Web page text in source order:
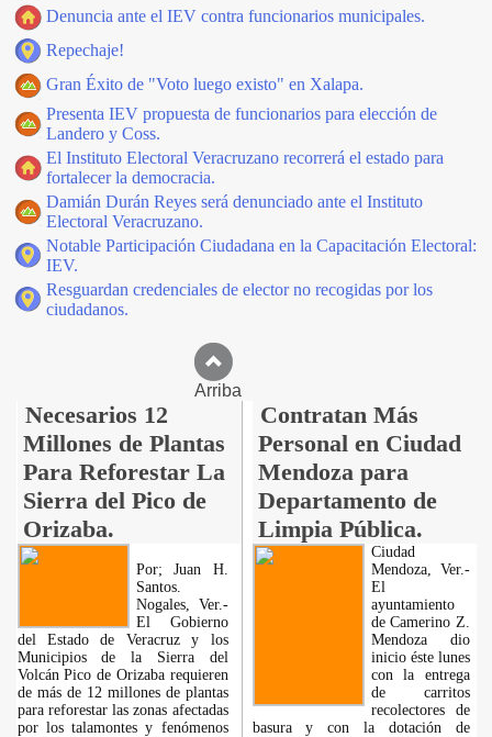
Denuncia ante el IEV contra funcionarios municipales.
Repechaje!
Gran Éxito de "Voto luego existo" en Xalapa.
Presenta IEV propuesta de funcionarios para elección de
Landero y Coss.
El Instituto Electoral Veracruzano recorrerá el estado para
fortalecer la democracia.
Damián Durán Reyes será denunciado ante el Instituto
Electoral Veracruzano.
Notable Participación Ciudadana en la Capacitación Electoral:
IEV.
Resguardan credenciales de elector no recogidas por los
ciudadanos.
Arriba
Necesarios 12
Millones de Plantas
Para Reforestar La
Sierra del Pico de
Orizaba.
Contratan Más
Personal en Ciudad
Mendoza para
Departamento de
Limpia Pública.
Por; Juan H.
Santos.
Nogales, Ver.-
El Gobierno
del Estado de Veracruz y los
Municipios de la Sierra del
Volcán Pico de Orizaba requieren
de más de 12 millones de plantas
para reforestar las zonas afectadas
por los talamontes y fenómenos
Ciudad
Mendoza, Ver.-
El
ayuntamiento
de Camerino Z.
Mendoza dio
inicio éste lunes
con la entrega
de carritos
recolectores de
basura y con la dotación de